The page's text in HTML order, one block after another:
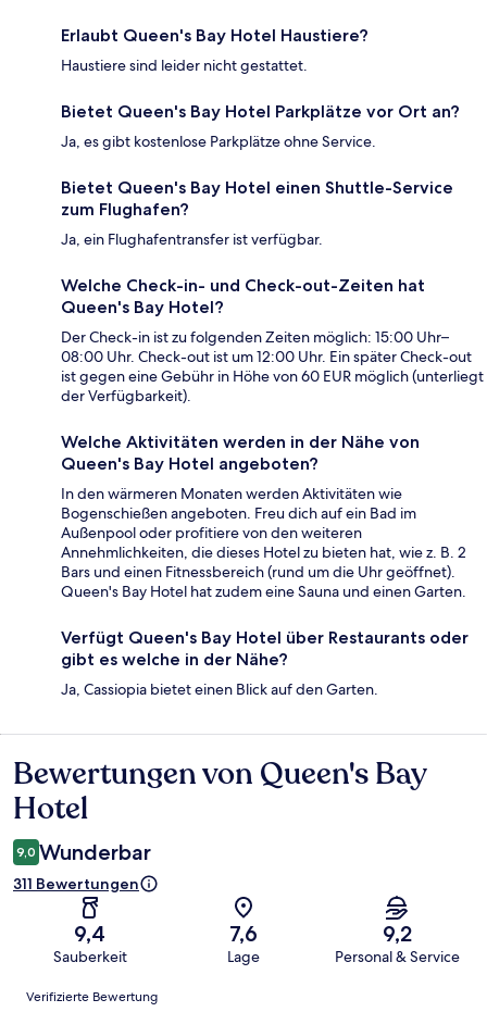
Erlaubt Queen's Bay Hotel Haustiere?
Haustiere sind leider nicht gestattet.
Bietet Queen's Bay Hotel Parkplätze vor Ort an?
Ja, es gibt kostenlose Parkplätze ohne Service.
Bietet Queen's Bay Hotel einen Shuttle-Service
zum Flughafen?
Ja, ein Flughafentransfer ist verfügbar.
Welche Check-in- und Check-out-Zeiten hat
Queen's Bay Hotel?
Der Check-in ist zu folgenden Zeiten möglich: 15:00 Uhr–
08:00 Uhr. Check-out ist um 12:00 Uhr. Ein später Check-out
ist gegen eine Gebühr in Höhe von 60 EUR möglich (unterliegt
der Verfügbarkeit).
Welche Aktivitäten werden in der Nähe von
Queen's Bay Hotel angeboten?
In den wärmeren Monaten werden Aktivitäten wie
Bogenschießen angeboten. Freu dich auf ein Bad im
Außenpool oder profitiere von den weiteren
Annehmlichkeiten, die dieses Hotel zu bieten hat, wie z. B. 2
Bars und einen Fitnessbereich (rund um die Uhr geöffnet).
Queen's Bay Hotel hat zudem eine Sauna und einen Garten.
Verfügt Queen's Bay Hotel über Restaurants oder
gibt es welche in der Nähe?
Ja, Cassiopia bietet einen Blick auf den Garten.
Bewertungen
Bewertungen von Queen's Bay
Hotel
9,0 Wunderbar
311 Bewertungen
9,4
Sauberkeit
7,6
Lage
9,2
Personal & Service
Bewertungen
Verifizierte Bewertung